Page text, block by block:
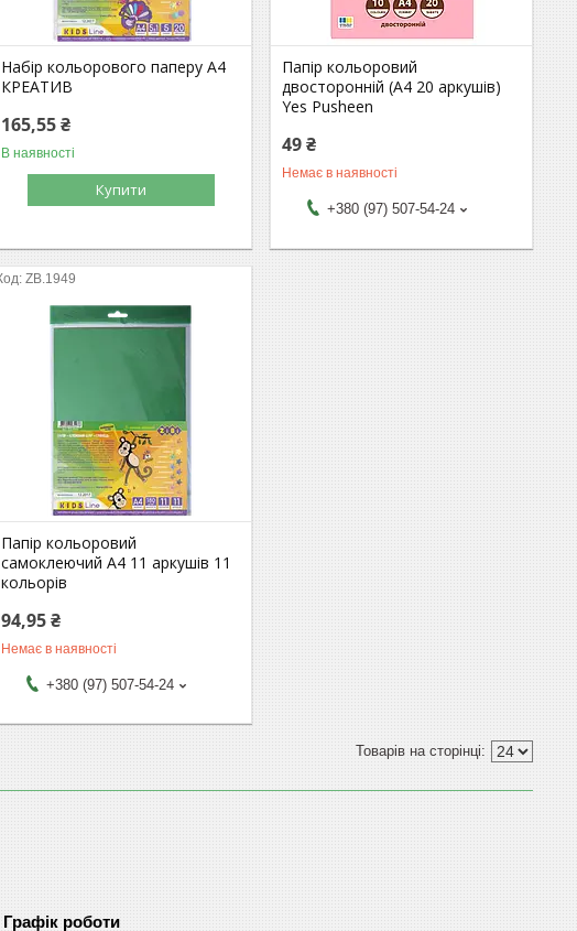
Набір кольорового паперу А4
КРЕАТИВ
165,55 ₴
В наявності
Купити
Папір кольоровий
двосторонній (А4 20 аркушів)
Yes Pusheen
49 ₴
Немає в наявності
+380 (97) 507-54-24
ZB.1949
Папір кольоровий
самоклеючий А4 11 аркушів 11
кольорів
94,95 ₴
Немає в наявності
+380 (97) 507-54-24
Графік роботи